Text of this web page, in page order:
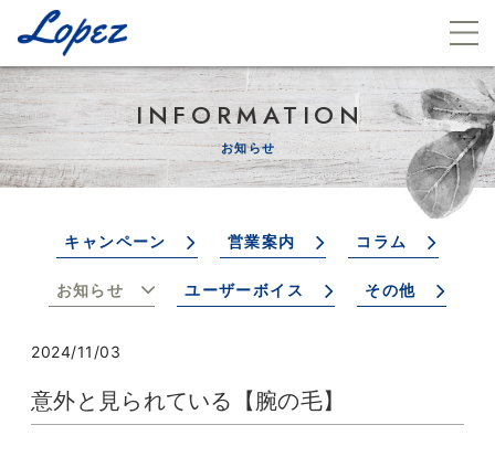
INFORMATION
お知らせ
キャンペーン 営業案内 コラム
お知らせ ユーザーボイス その他
2024/11/03
意外と見られている【腕の毛】